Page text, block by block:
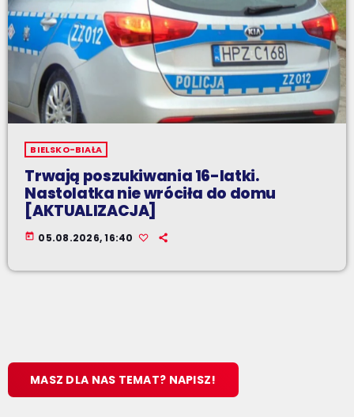
BIELSKO-BIAŁA
Trwają poszukiwania 16-latki.
Nastolatka nie wróciła do domu
[AKTUALIZACJA]
today 05.08.2026, 16:40
MASZ DLA NAS TEMAT? NAPISZ!